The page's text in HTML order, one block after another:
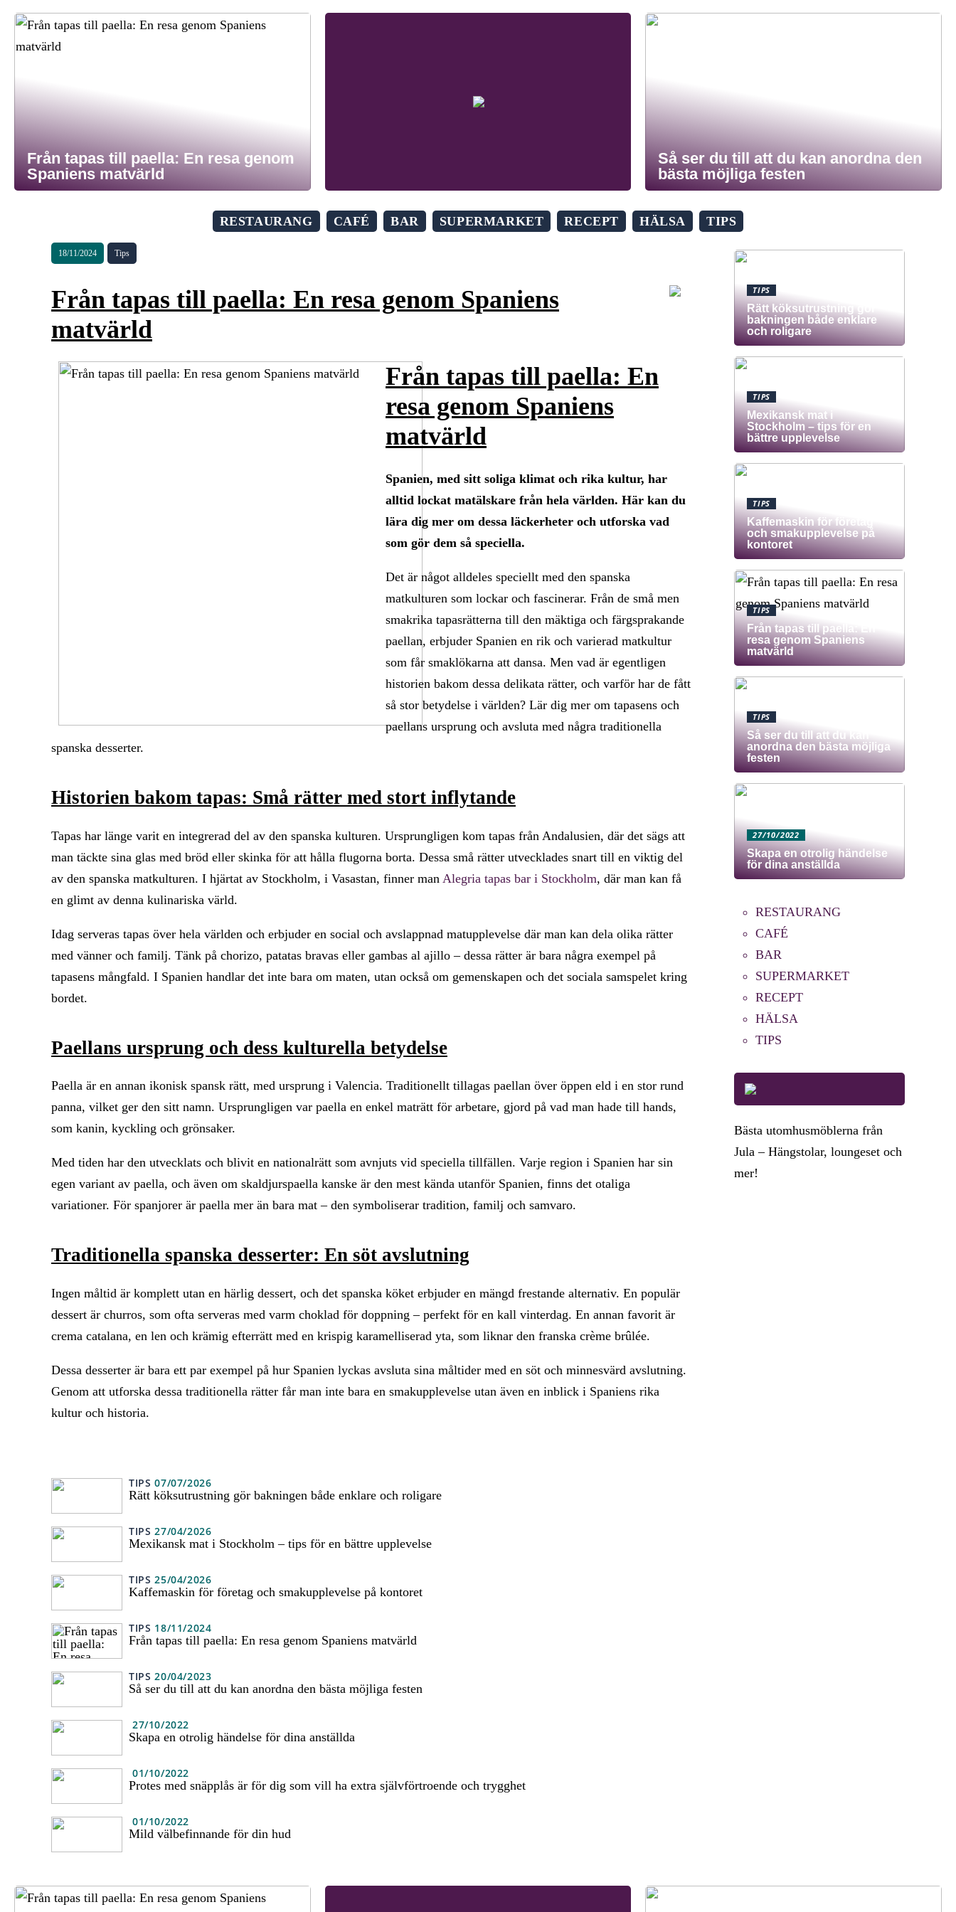
Från tapas till paella: En resa genom
Spaniens matvärld
Så ser du till att du kan anordna den
bästa möjliga festen
RESTAURANG CAFÉ BAR SUPERMARKET RECEPT HÄLSA TIPS
18/11/2024 Tips
Från tapas till paella: En resa genom Spaniens
matvärld
Från tapas till paella: En
resa genom Spaniens
matvärld
Spanien, med sitt soliga klimat och rika kultur, har
alltid lockat matälskare från hela världen. Här kan du
lära dig mer om dessa läckerheter och utforska vad
som gör dem så speciella.
Det är något alldeles speciellt med den spanska
matkulturen som lockar och fascinerar. Från de små men
smakrika tapasrätterna till den mäktiga och färgsprakande
paellan, erbjuder Spanien en rik och varierad matkultur
som får smaklökarna att dansa. Men vad är egentligen
historien bakom dessa delikata rätter, och varför har de fått
så stor betydelse i världen? Lär dig mer om tapasens och
paellans ursprung och avsluta med några traditionella
spanska desserter.
Historien bakom tapas: Små rätter med stort inflytande
Tapas har länge varit en integrerad del av den spanska kulturen. Ursprungligen kom tapas från Andalusien, där det sägs att
man täckte sina glas med bröd eller skinka för att hålla flugorna borta. Dessa små rätter utvecklades snart till en viktig del
av den spanska matkulturen. I hjärtat av Stockholm, i Vasastan, finner man Alegria tapas bar i Stockholm, där man kan få
en glimt av denna kulinariska värld.
Idag serveras tapas över hela världen och erbjuder en social och avslappnad matupplevelse där man kan dela olika rätter
med vänner och familj. Tänk på chorizo, patatas bravas eller gambas al ajillo – dessa rätter är bara några exempel på
tapasens mångfald. I Spanien handlar det inte bara om maten, utan också om gemenskapen och det sociala samspelet kring
bordet.
Paellans ursprung och dess kulturella betydelse
Paella är en annan ikonisk spansk rätt, med ursprung i Valencia. Traditionellt tillagas paellan över öppen eld i en stor rund
panna, vilket ger den sitt namn. Ursprungligen var paella en enkel maträtt för arbetare, gjord på vad man hade till hands,
som kanin, kyckling och grönsaker.
Med tiden har den utvecklats och blivit en nationalrätt som avnjuts vid speciella tillfällen. Varje region i Spanien har sin
egen variant av paella, och även om skaldjurspaella kanske är den mest kända utanför Spanien, finns det otaliga
variationer. För spanjorer är paella mer än bara mat – den symboliserar tradition, familj och samvaro.
Traditionella spanska desserter: En söt avslutning
Ingen måltid är komplett utan en härlig dessert, och det spanska köket erbjuder en mängd frestande alternativ. En populär
dessert är churros, som ofta serveras med varm choklad för doppning – perfekt för en kall vinterdag. En annan favorit är
crema catalana, en len och krämig efterrätt med en krispig karamelliserad yta, som liknar den franska crème brûlée.
Dessa desserter är bara ett par exempel på hur Spanien lyckas avsluta sina måltider med en söt och minnesvärd avslutning.
Genom att utforska dessa traditionella rätter får man inte bara en smakupplevelse utan även en inblick i Spaniens rika
kultur och historia.
TIPS 07/07/2026
Rätt köksutrustning gör bakningen både enklare och roligare
TIPS 27/04/2026
Mexikansk mat i Stockholm – tips för en bättre upplevelse
TIPS 25/04/2026
Kaffemaskin för företag och smakupplevelse på kontoret
TIPS 18/11/2024
Från tapas till paella: En resa genom Spaniens matvärld
TIPS 20/04/2023
Så ser du till att du kan anordna den bästa möjliga festen
27/10/2022
Skapa en otrolig händelse för dina anställda
01/10/2022
Protes med snäpplås är för dig som vill ha extra självförtroende och trygghet
01/10/2022
Mild välbefinnande för din hud
TIPS
Rätt köksutrustning gör
bakningen både enklare
och roligare
TIPS
Mexikansk mat i
Stockholm – tips för en
bättre upplevelse
TIPS
Kaffemaskin för företag
och smakupplevelse på
kontoret
TIPS
Från tapas till paella: En
resa genom Spaniens
matvärld
TIPS
Så ser du till att du kan
anordna den bästa möjliga
festen
27/10/2022
Skapa en otrolig händelse
för dina anställda
RESTAURANG
CAFÉ
BAR
SUPERMARKET
RECEPT
HÄLSA
TIPS
Bästa utomhusmöblerna från
Jula – Hängstolar, loungeset och
mer!